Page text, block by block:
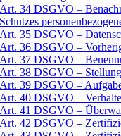
Art. 34 DSGVO –
Schutzes
Art. 35 DSGVO –
Art. 36 DSGVO –
Art. 37 DSGVO –
Art. 38 DSGVO – Stellung
Art. 39 DSGVO –
Art. 40 DSGVO –
Art. 41 DSGVO –
Art. 42 DSGVO –